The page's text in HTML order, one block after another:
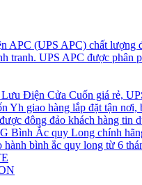
APC (UPS APC) chất lượng
tranh. UPS APC được phân
Điện Cửa Cuốn giá rẻ,
Yh giao hàng lắp đặt tận
đông đảo khách hàng tin
Bình Ắc quy Long chính
bình ắc quy long từ 6